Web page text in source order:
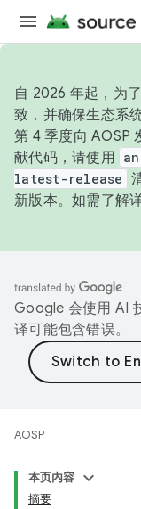
自 2026 年起，为
致，并确保生态系
第 4 季度向 AOSP
献代码，请使用
latest-release
新版本。如需了解
Google 会使用 AI
译可能包含错误。
AOSP
本页内容
摘要